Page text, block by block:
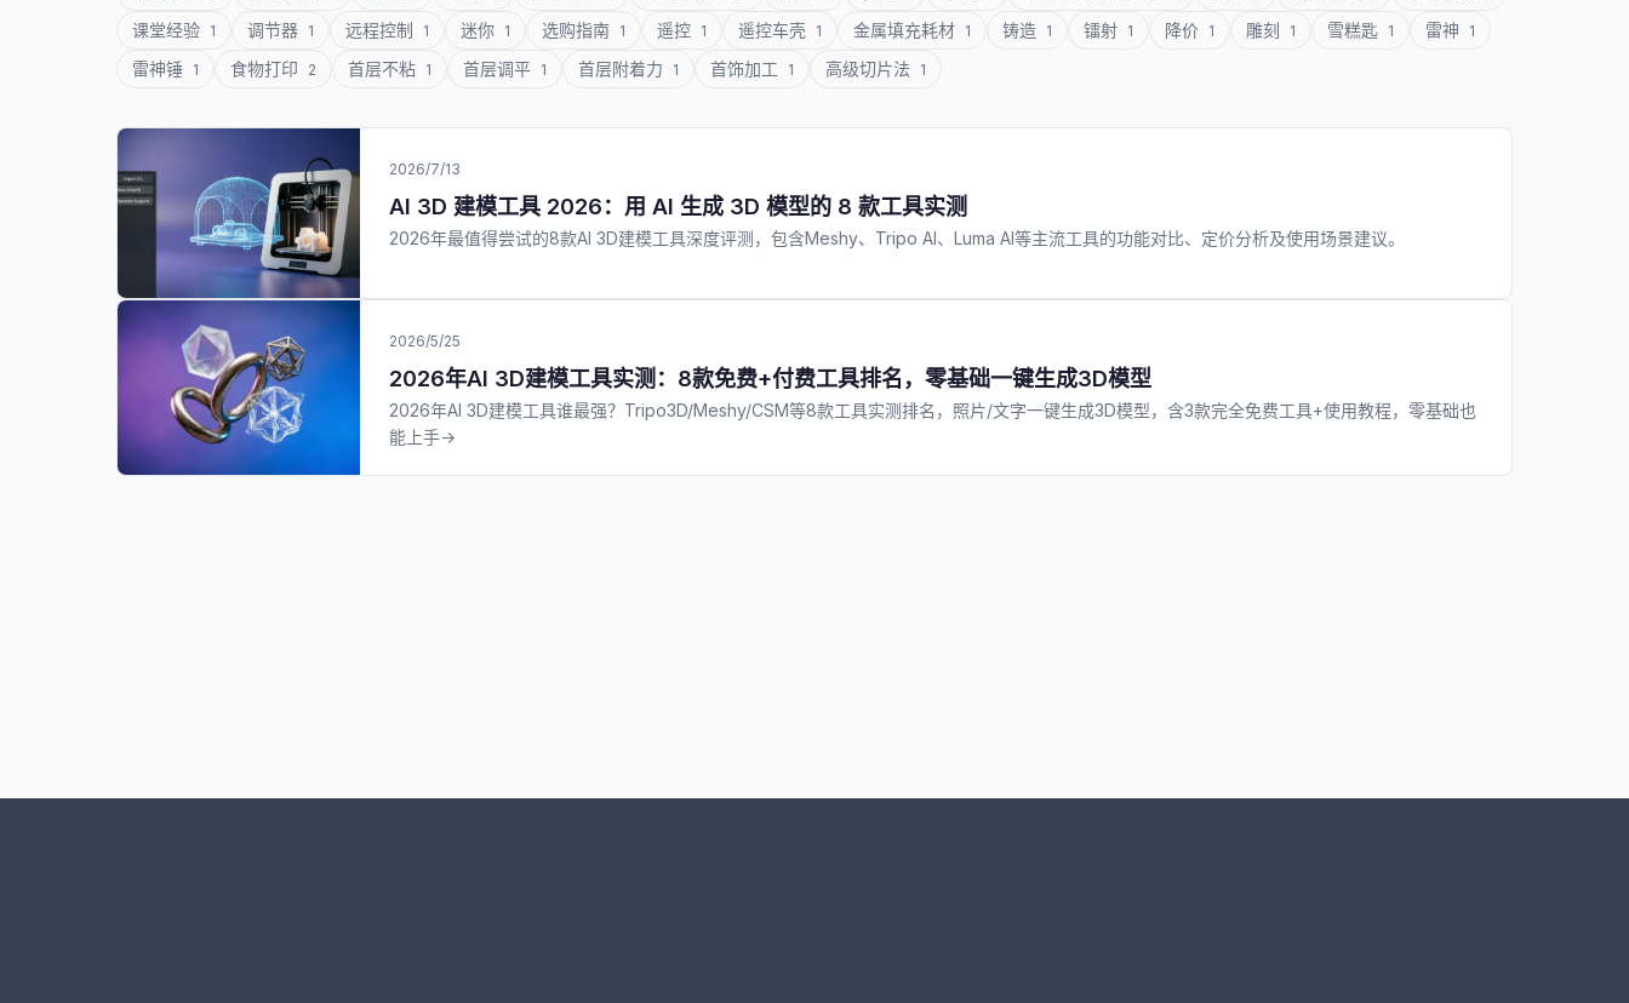
课堂经验 1 调节器 1 远程控制 1 迷你 1 选购指南 1 遥控 1 遥控车壳 1 金属填充耗材 1 铸造 1 镭射 1 降价 1 雕刻 1 雪糕匙 1 雷神 1
雷神锤 1 食物打印 2 首层不粘 1 首层调平 1 首层附着力 1 首饰加工 1 高级切片法 1
2026/7/13
AI 3D 建模工具 2026：用 AI 生成 3D 模型的 8 款工具实测
2026年最值得尝试的8款AI 3D建模工具深度评测，包含Meshy、Tripo AI、Luma AI等主流工具的功能对比、定价分析及使用场景建议。
2026/5/25
2026年AI 3D建模工具实测：8款免费+付费工具排名，零基础一键生成3D模型
2026年AI 3D建模工具谁最强？Tripo3D/Meshy/CSM等8款工具实测排名，照片/文字一键生成3D模型，含3款完全免费工具+使用教程，零基础也
能上手→